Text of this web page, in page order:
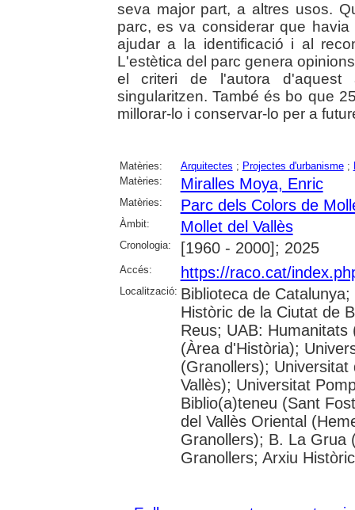
seva major part, a altres usos.
parc, es va considerar que
ajudar a la identificació i al
L'estètica del parc genera
el criteri de l'autora d'aquest
singularitzen. També és bo que
millorar-lo i conservar-lo per a
Matèries: Arquitectes ; Projectes d'urbanisme;
Matèries:
Miralles Moya, Enric
Matèries: Parc dels Colors de
Àmbit: Mollet del Vallès
Cronologia: [1960 - 2000]; 2025
Accés: https://raco.cat/
Localització: Biblioteca de
Històric de la Ciutat de
Reus; UAB:
(Àrea d'Història);
(Granollers);
Vallès); Universitat
Biblio(a)teneu (Sant
del Vallès Oriental
Granollers); B. La Grua
Granollers; Arxiu